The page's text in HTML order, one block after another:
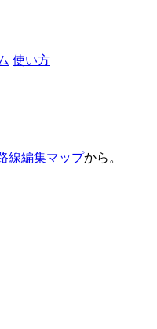
使い方
線編集マップから。